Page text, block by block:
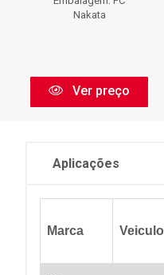
Nakata
Ver preço
Aplicações
Marca Veiculo